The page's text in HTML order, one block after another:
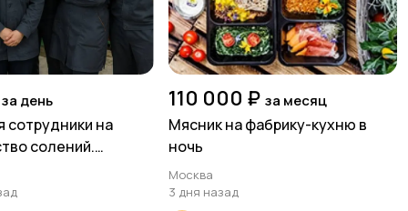
за день
сотрудники на
солений.
и 3х разовое
110 000 ₽ за месяц
Мясник на фабрику-кухню в
ночь
Москва
3 дня назад